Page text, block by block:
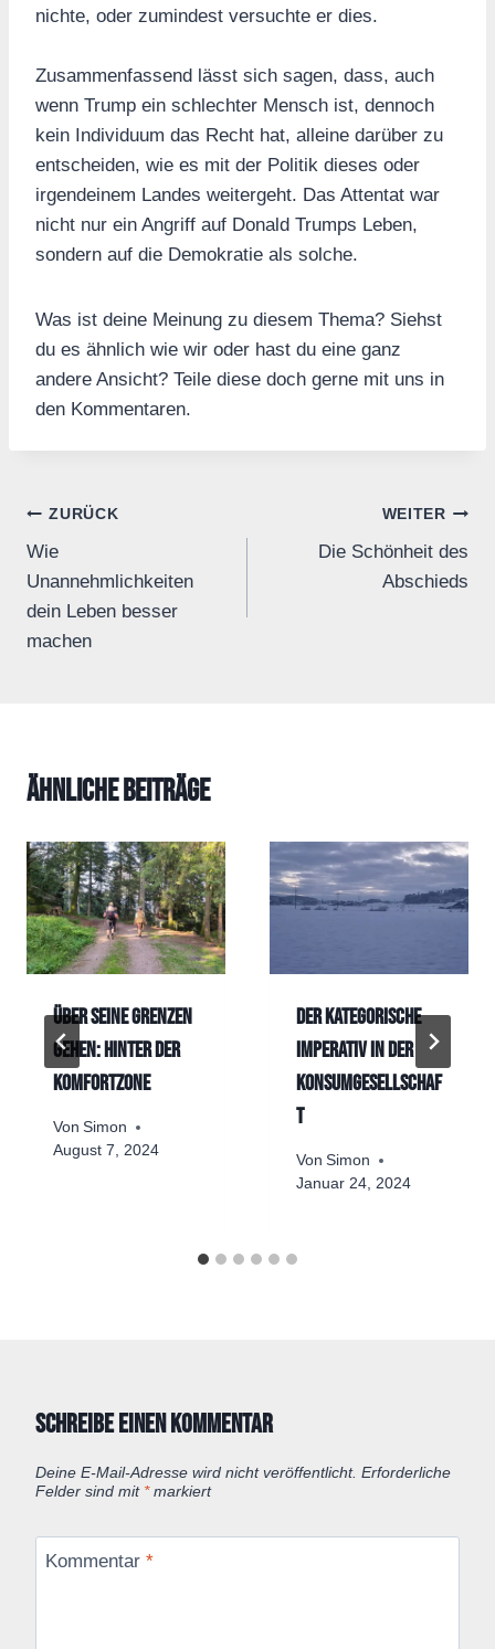
nichte, oder zumindest versuchte er dies.
Zusammenfassend lässt sich sagen, dass, auch
wenn Trump ein schlechter Mensch ist, dennoch
kein Individuum das Recht hat, alleine darüber zu
entscheiden, wie es mit der Politik dieses oder
irgendeinem Landes weitergeht. Das Attentat war
nicht nur ein Angriff auf Donald Trumps Leben,
sondern auf die Demokratie als solche.
Was ist deine Meinung zu diesem Thema? Siehst
du es ähnlich wie wir oder hast du eine ganz
andere Ansicht? Teile diese doch gerne mit uns in
den Kommentaren.
Beitrags-
Navigation
ZURÜCK
Wie
Unannehmlichkeiten
dein Leben besser
machen
WEITER
Die Schönheit des
Abschieds
Ähnliche Beiträge
Über seine Grenzen
gehen: Hinter der
Komfortzone
Von Simon
August 7, 2024
Der Kategorische
Imperativ in der
Konsumgesellschaf
t
Von Simon
Januar 24, 2024
Schreibe einen Kommentar
Deine E-Mail-Adresse wird nicht veröffentlicht. Erforderliche
Felder sind mit *markiert
Kommentar *